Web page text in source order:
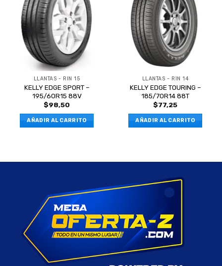
LLANTAS - RIN 15
KELLY EDGE SPORT –
195/60R15 88V
$98,50
AÑADIR AL CARRITO
LLANTAS - RIN 14
KELLY EDGE TOURING –
185/70R14 88T
$77,25
AÑADIR AL CARRITO